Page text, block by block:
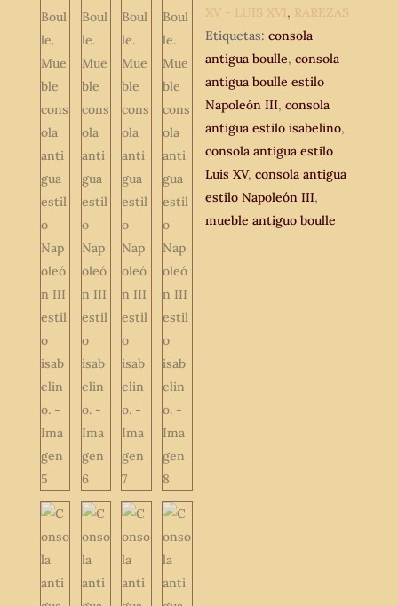
III
estilo
isabelino.
cantidad
XV - LUIS XVI, RAREZAS
Etiquetas:consola
antigua boulle,consola
antigua boulle estilo
Napoleón III,consola
antigua estilo isabelino,
consola antigua estilo
Luis XV,consola antigua
estilo Napoleón III,
mueble antiguo boulle